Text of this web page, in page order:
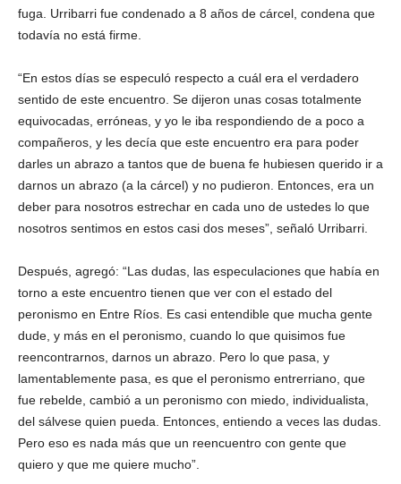
fuga. Urribarri fue condenado a 8 años de cárcel, condena que
todavía no está firme.
“En estos días se especuló respecto a cuál era el verdadero
sentido de este encuentro. Se dijeron unas cosas totalmente
equivocadas, erróneas, y yo le iba respondiendo de a poco a
compañeros, y les decía que este encuentro era para poder
darles un abrazo a tantos que de buena fe hubiesen querido ir a
darnos un abrazo (a la cárcel) y no pudieron. Entonces, era un
deber para nosotros estrechar en cada uno de ustedes lo que
nosotros sentimos en estos casi dos meses”, señaló Urribarri.
Después, agregó: “Las dudas, las especulaciones que había en
torno a este encuentro tienen que ver con el estado del
peronismo en Entre Ríos. Es casi entendible que mucha gente
dude, y más en el peronismo, cuando lo que quisimos fue
reencontrarnos, darnos un abrazo. Pero lo que pasa, y
lamentablemente pasa, es que el peronismo entrerriano, que
fue rebelde, cambió a un peronismo con miedo, individualista,
del sálvese quien pueda. Entonces, entiendo a veces las dudas.
Pero eso es nada más que un reencuentro con gente que
quiero y que me quiere mucho”.